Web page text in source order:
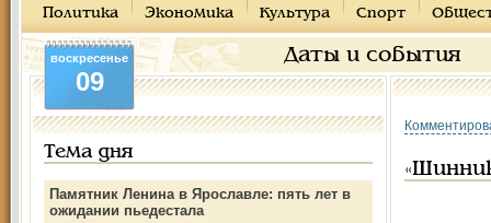
Политика Экономика Культура Спорт
Даты и события
воскресенье
09
Тема дня
Памятник Ленина в Ярославле: пять лет в
ожидании пьедестала